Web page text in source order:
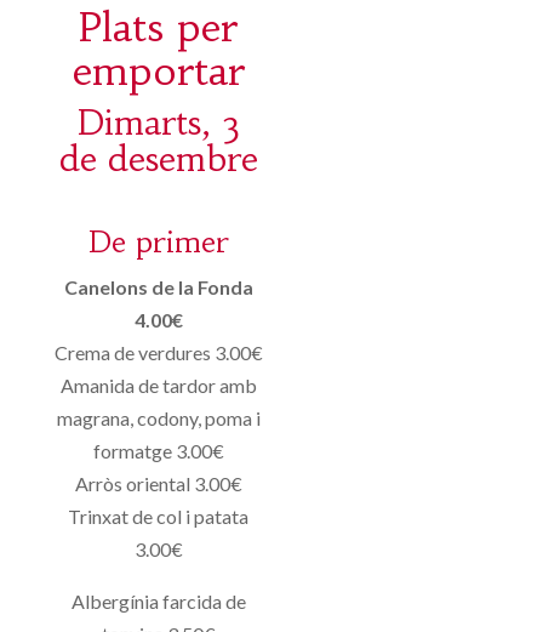
Plats per
emportar
Dimarts, 3
de desembre
De primer
Canelons de la Fonda
4.00€
Crema de verdures 3.00€
Amanida de tardor amb
magrana, codony, poma i
formatge 3.00€
Arròs oriental 3.00€
Trinxat de col i patata
3.00€
Albergínia farcida de